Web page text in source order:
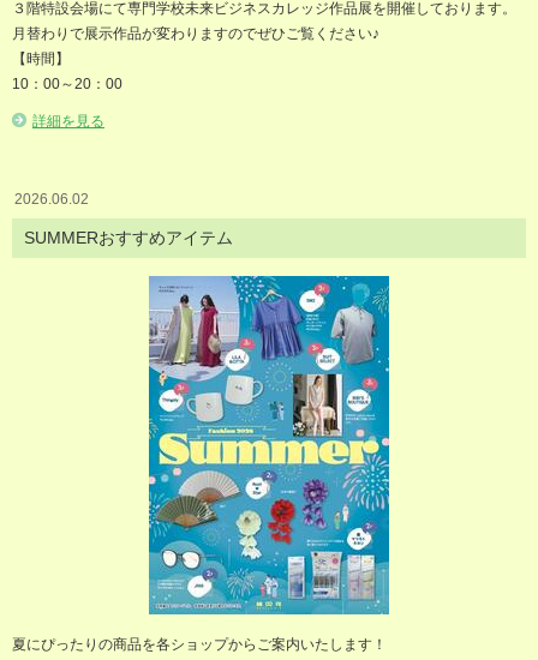
３階特設会場にて専門学校未来ビジネスカレッジ作品展を開催しております。
月替わりで展示作品が変わりますのでぜひご覧ください♪
【時間】
10：00～20：00
詳細を見る
2026.06.02
SUMMERおすすめアイテム
夏にぴったりの商品を各ショップからご案内いたします！